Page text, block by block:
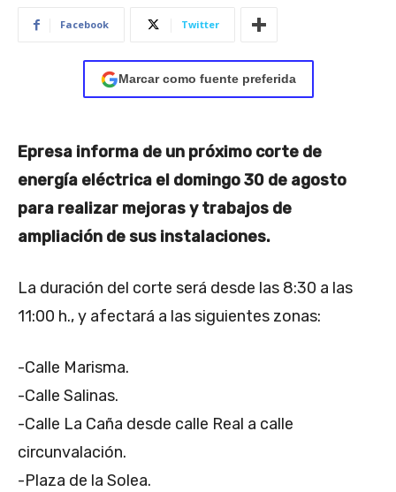
Facebook Twitter
Marcar como fuente preferida
Epresa informa de un próximo corte de
energía eléctrica el domingo 30 de agosto
para realizar mejoras y trabajos de
ampliación de sus instalaciones.
La duración del corte será desde las 8:30 a las
11:00 h., y afectará a las siguientes zonas:
-Calle Marisma.
-Calle Salinas.
-Calle La Caña desde calle Real a calle
circunvalación.
-Plaza de la Solea.